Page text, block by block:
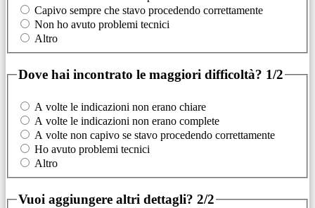
Capivo sempre che stavo procedendo correttamente
Non ho avuto problemi tecnici
Altro
Dove hai incontrato le maggiori difficoltà? 1/2
A volte le indicazioni non erano chiare
A volte le indicazioni non erano complete
A volte non capivo se stavo procedendo correttamente
Ho avuto problemi tecnici
Altro
Vuoi aggiungere altri dettagli? 2/2